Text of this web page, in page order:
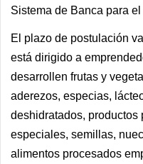
Sistema de Banca para
El plazo de postulación
está dirigido a
desarrollen frutas y
aderezos, especias,
deshidratados,
especiales, semillas,
alimentos procesados